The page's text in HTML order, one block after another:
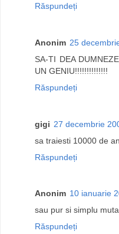
Răspundeți
Anonim 25
SA-TI DEA
UN GENIU!!!!!!!!!!!!!!
Răspundeți
gigi 27 decembrie
sa traiesti 10000 de
Răspundeți
Anonim 10 ianuarie
sau pur si simplu
Răspundeți